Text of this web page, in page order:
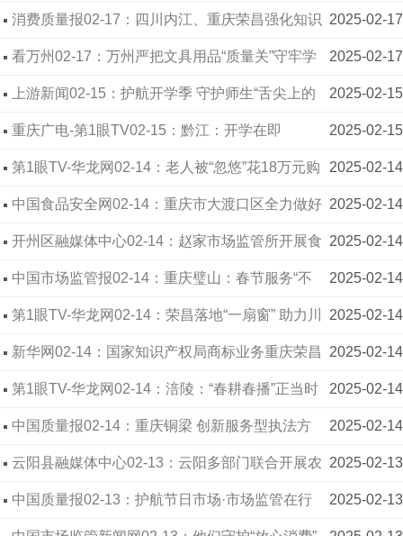
企“开药方” 2025-02-17
消费质量报02-17：四川内江、重庆荣昌强化知识
产权协同合作 2025-02-17
看万州02-17：万州严把文具用品“质量关”守牢学
生消费“安全线” 2025-02-15
上游新闻02-15：护航开学季 守护师生“舌尖上的
安全” 2025-02-15
重庆广电-第1眼TV02-15：黔江：开学在即
“食”刻守护师生“舌尖上的安全” 2025-02-14
第1眼TV-华龙网02-14：老人被“忽悠”花18万元购
美容护肤仪、保健品 北碚区市场监管局出手了！ 2025-02-14
中国食品安全网02-14：重庆市大渡口区全力做好
2025年春季开学校园食品安全工作筑牢校园“舌尖防
线”
2025-02-14
开州区融媒体中心02-14：赵家市场监管所开展食
品生产企业专项检查 2025-02-14
中国市场监管报02-14：重庆璧山：春节服务“不
打烊” 年报指导暖企心 2025-02-14
第1眼TV-华龙网02-14：荣昌落地“一扇窗” 助力川
渝商标品牌共融发展 2025-02-14
新华网02-14：国家知识产权局商标业务重庆荣昌
受理窗口启动运行 2025-02-14
第1眼TV-华龙网02-14：涪陵：“春耕春播”正当时
农资市场护航忙 2025-02-14
中国质量报02-14：重庆铜梁 创新服务型执法方
式 持续提升行风建设成效 2025-02-13
云阳县融媒体中心02-13：云阳多部门联合开展农
资生产销售执法检查 2025-02-13
中国质量报02-13：护航节日市场·市场监管在行